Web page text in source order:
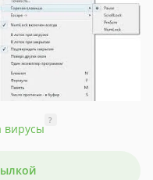
вирусы
?